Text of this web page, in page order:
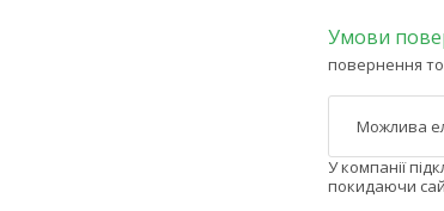
повернення
У компанії
покидаючи